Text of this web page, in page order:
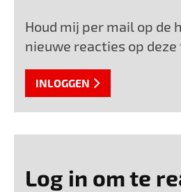
Houd mij per mail op de
nieuwe reacties op deze
INLOGGEN
Log in om te